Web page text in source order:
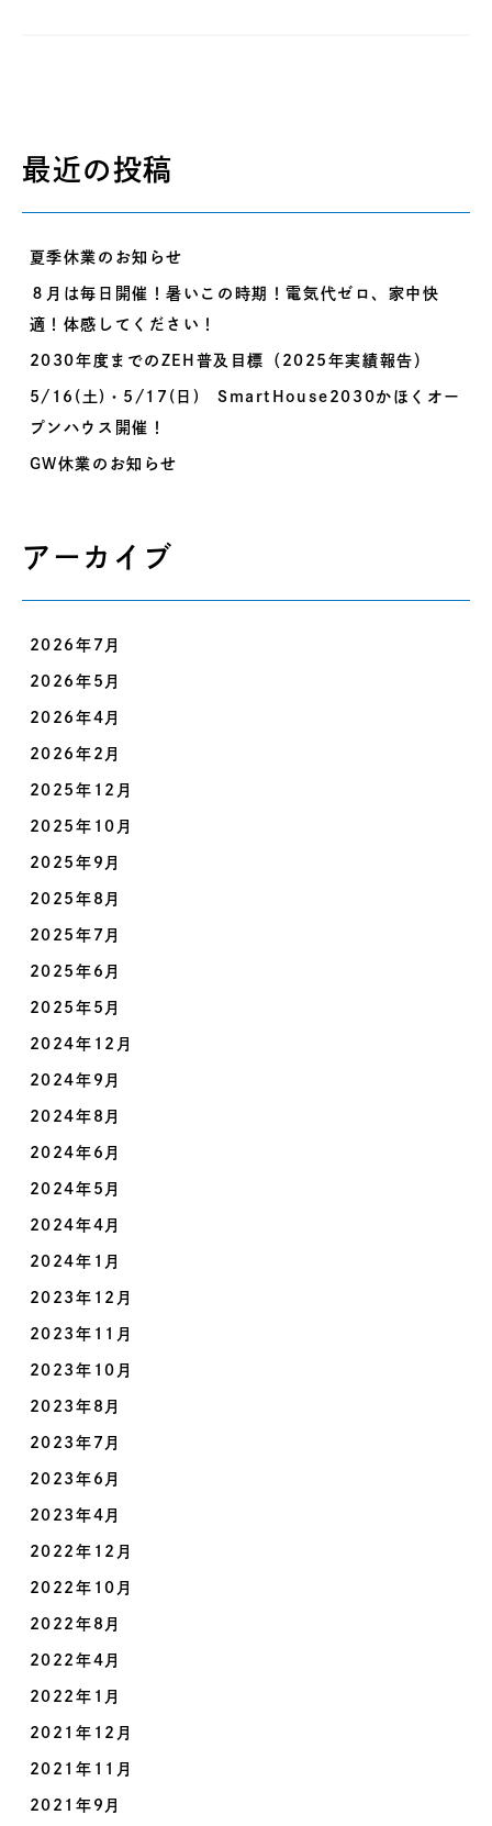
最近の投稿
夏季休業のお知らせ
８月は毎日開催！暑いこの時期！電気代ゼロ、家中快
適！体感してください！
2030年度までのZEH普及目標（2025年実績報告）
5/16(土)・5/17(日) SmartHouse2030かほくオー
プンハウス開催！
GW休業のお知らせ
アーカイブ
2026年7月
2026年5月
2026年4月
2026年2月
2025年12月
2025年10月
2025年9月
2025年8月
2025年7月
2025年6月
2025年5月
2024年12月
2024年9月
2024年8月
2024年6月
2024年5月
2024年4月
2024年1月
2023年12月
2023年11月
2023年10月
2023年8月
2023年7月
2023年6月
2023年4月
2022年12月
2022年10月
2022年8月
2022年4月
2022年1月
2021年12月
2021年11月
2021年9月